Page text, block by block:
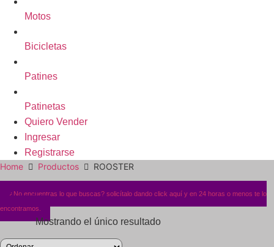
Motos
Bicicletas
Patines
Patinetas
Quiero Vender
Ingresar
Registrarse
Home
Productos ROOSTER
¿No encuentras lo que buscas? solicítalo dando click aquí y en 24 horas o menos te lo
encontramos.
Mostrando el único resultado